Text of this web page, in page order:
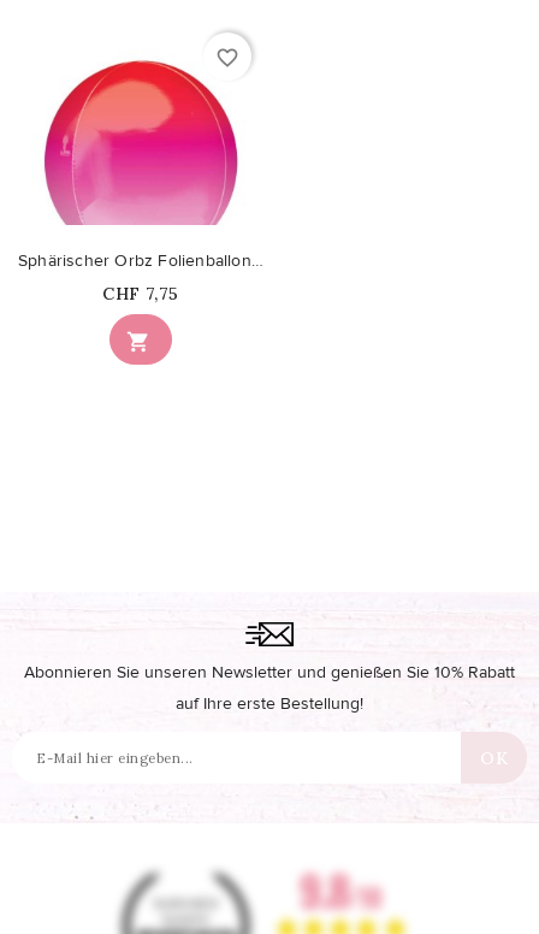
favorite_border

Sphärischer Orbz Folienballon Red & Pink-Schattierung
Price
CHF 7,75
Abonnieren Sie unseren Newsletter und genießen Sie 10% Rabatt
auf Ihre erste Bestellung!